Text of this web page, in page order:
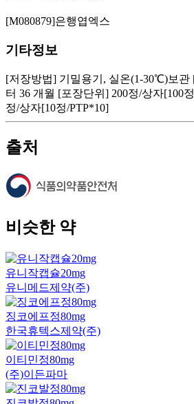
[M080879]은행엽엑스
기타정보
[저장방법] 기밀용기, 실온(1-30℃)보관
터 36 개월 [포장단위] 200정/상자[100
정/상자[10정/PTP*10]
출처
비슷한 약
유니작캡슐20mg
유니메드제약(주)
징코에프정80mg
한국휴텍스제약(주)
이티민정80mg
(주)이든파마